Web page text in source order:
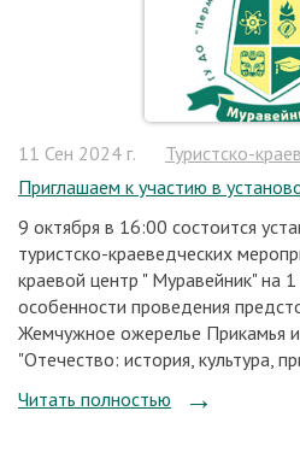
11 Сен 2024 г.
Туристско-
Приглашаем к участию в
9 октября в 16:00 состоится
туристско-краеведческих
краевой центр " Муравейник" на
особенности проведения
Жемчужное ожерелье Прикамья
"Отечество: история, культура,
Читать полностью